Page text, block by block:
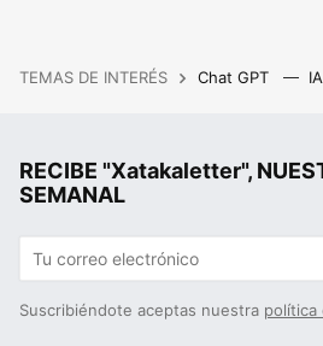
TEMAS DE INTERÉS Chat GPT
RECIBE "Xatakaletter",
SEMANAL
Suscribiéndote aceptas nuestra política